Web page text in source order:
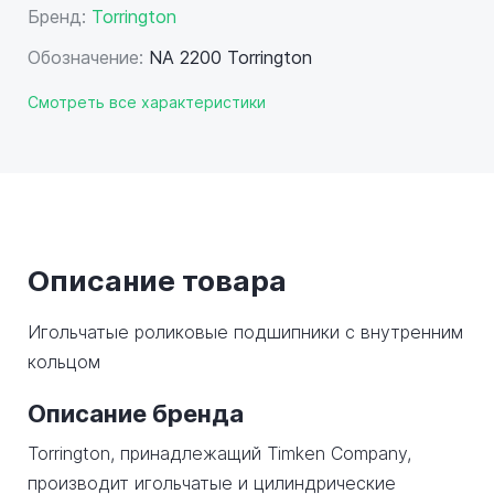
Бренд: Torrington
Обозначение: NA 2200 Torrington
Смотреть все характеристики
Описание товара
Игольчатые роликовые подшипники с внутренним
кольцом
Описание бренда
Torrington, принадлежащий Timken Company,
производит игольчатые и цилиндрические